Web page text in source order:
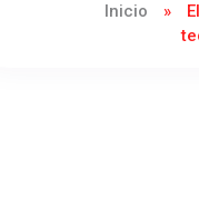
Inicio »